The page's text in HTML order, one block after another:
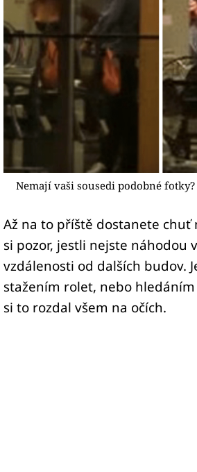
Nemají vaši sousedi podobné fotky?
Až na to příště dostanete
si pozor, jestli nejste náhodou
vzdálenosti od dalších budov.
stažením rolet, nebo
si to rozdal všem na očích.